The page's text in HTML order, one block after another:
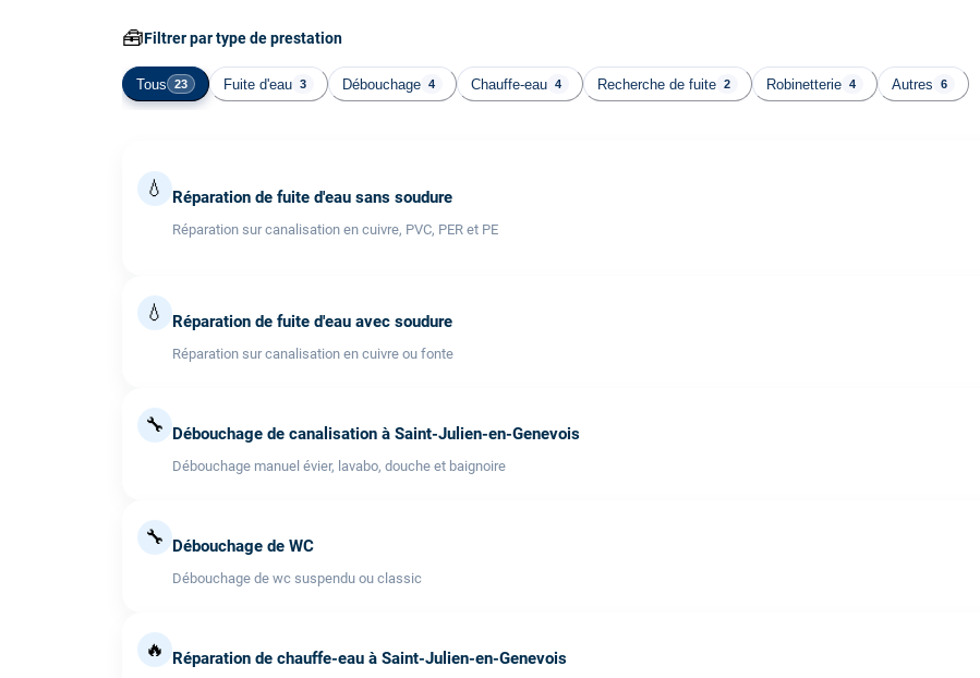
🧰Filtrer par type de prestation
Tous 23 Fuite d'eau 3 Débouchage 4 Chauffe-eau 4 Recherche de fuite 2 Robinetterie 4 Autres 6
💧 Réparation de fuite d'eau sans soudure
Réparation sur canalisation en cuivre, PVC, PER et PE
💧 Réparation de fuite d'eau avec soudure
Réparation sur canalisation en cuivre ou fonte
🔧 Débouchage de canalisation à Saint-Julien-en-Genevois
Débouchage manuel évier, lavabo, douche et baignoire
🔧 Débouchage de WC
Débouchage de wc suspendu ou classic
🔥 Réparation de chauffe-eau à Saint-Julien-en-Genevois